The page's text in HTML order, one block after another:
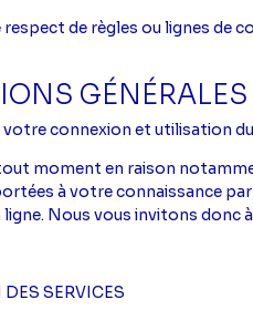
de règles ou lignes
connexion et utilisation
tout moment en raison
à votre connaissance
Nous vous invitons donc
SERVICES